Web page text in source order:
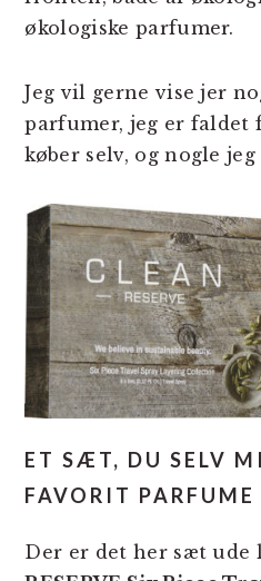
økologiske parfumer.
Jeg vil gerne vise jer
parfumer, jeg er faldet
køber selv, og nogle
ET SÆT, DU SELV
FAVORIT PARFUME
Der er det her sæt ude